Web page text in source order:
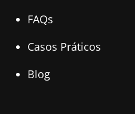
FAQs
Casos Práticos
Blog